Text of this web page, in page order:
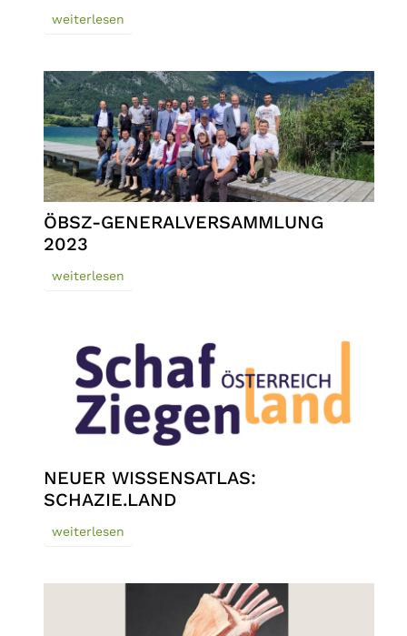
weiterlesen
ÖBSZ-GENERALVERSAMMLUNG
2023
weiterlesen
NEUER WISSENSATLAS:
SCHAZIE.LAND
weiterlesen